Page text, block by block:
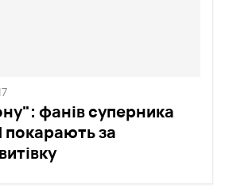
фанів суперника
за